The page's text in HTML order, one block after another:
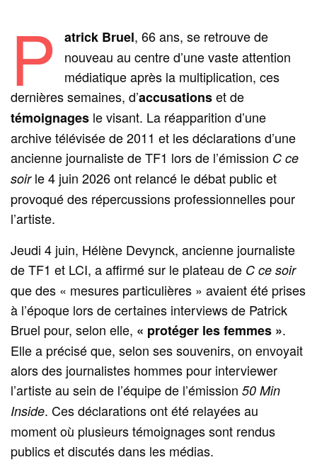
P atrick Bruel, 66 ans, se retrouve de
nouveau au centre d’une vaste attention
médiatique après la multiplication, ces
dernières semaines, d’accusationset de
témoignages le visant. La réapparition d’une
archive télévisée de 2011 et les déclarations d’une
ancienne journaliste de TF1 lors de l’émission C ce
soirle 4 juin 2026 ont relancé le débat public et
provoqué des répercussions professionnelles pour
l’artiste.
Jeudi 4 juin, Hélène Devynck, ancienne journaliste
de TF1 et LCI, a affirmé sur le plateau de C ce soir
que des « mesures particulières » avaient été prises
à l’époque lors de certaines interviews de Patrick
Bruel pour, selon elle, « protéger les femmes ».
Elle a précisé que, selon ses souvenirs, on envoyait
alors des journalistes hommes pour interviewer
l’artiste au sein de l’équipe de l’émission50 Min
Inside. Ces déclarations ont été relayées au
moment où plusieurs témoignages sont rendus
publics et discutés dans les médias.